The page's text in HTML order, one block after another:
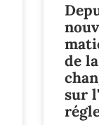
de
sur